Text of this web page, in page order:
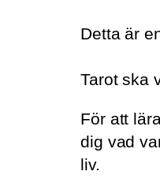
Detta är
Tarot ska
För att
dig vad
liv.